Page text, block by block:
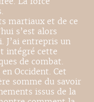
martiaux et de ce
s’est alors
J’ai entrepris un
intégré cette
de combat.
Occident. Cet
somme du savoir
issus de la